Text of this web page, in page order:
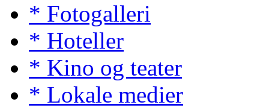
* Fotogalleri
* Hoteller
* Kino og teater
* Lokale medier